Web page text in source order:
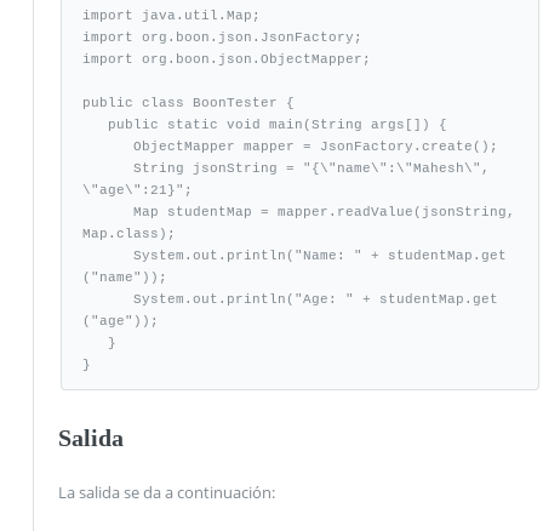
import java.util.Map;
import org.boon.json.JsonFactory;
import org.boon.json.ObjectMapper;
public class BoonTester {
\"age\":21}";
Map.class);
("name"));
("age"));
}
Salida
La salida se da a continuación: